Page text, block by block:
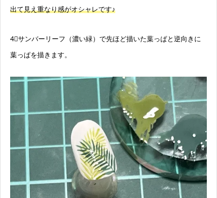
出て見え重なり感がオシャレです♪
4⃣サンバーリーフ（濃い緑）で先ほど描いた葉っぱと逆向きに
葉っぱを描きます。